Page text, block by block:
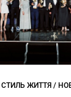
СТИЛЬ ЖИТТЯ /